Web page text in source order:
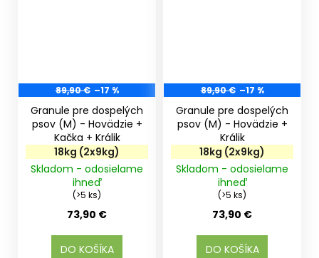
89,90 € –17 %
Granule pre dospelých
psov (M) - Hovädzie +
Kačka + Králik
18kg (2x9kg)
Skladom - odosielame
ihneď
(>5 ks)
73,90 €
DO KOŠÍKA
89,90 € –17 %
Granule pre dospelých
psov (M) - Hovädzie +
Králik
18kg (2x9kg)
Skladom - odosielame
ihneď
(>5 ks)
73,90 €
DO KOŠÍKA